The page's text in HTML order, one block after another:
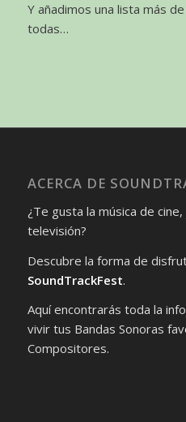
Y añadimos una lista más
todas…
ACERCA DE
¿Te gusta la música de
televisión?
Descubre la forma de
SoundTrackFest.
Aquí encontrarás toda la
vivir tus Bandas Sonoras
Compositores.